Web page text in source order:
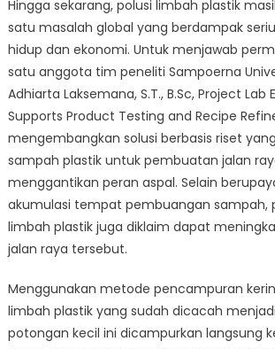
Hingga sekarang, polusi limbah plastik
satu masalah global yang berdampak
hidup dan ekonomi. Untuk menjawab
satu anggota tim peneliti Sampoerna
Adhiarta Laksemana, S.T., B.Sc, Project Lab
Supports Product Testing and Recipe
mengembangkan solusi berbasis riset
sampah plastik untuk pembuatan jalan
menggantikan peran aspal. Selain
akumulasi tempat pembuangan sampah,
limbah plastik juga diklaim dapat
jalan raya tersebut.
Menggunakan metode pencampuran
limbah plastik yang sudah dicacah
potongan kecil ini dicampurkan langsung